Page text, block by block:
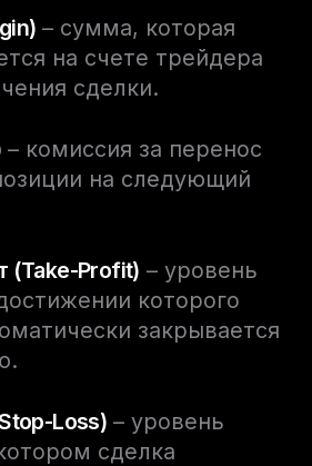
– сумма, которая
на счете трейдера
сделки.
– комиссия за перенос
на следующий
(Take-Profit) – уровень
которого
закрывается
Loss) – уровень
сделка